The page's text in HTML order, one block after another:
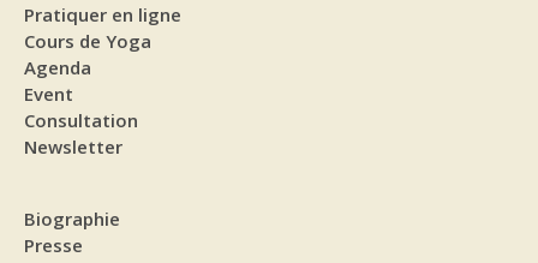
Pratiquer en ligne
Cours de Yoga
Agenda
Event
Consultation
Newsletter
Biographie
Presse